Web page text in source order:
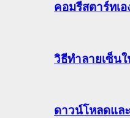
คอมรีสตาร์ทเอ
วิธีทําลายเซ็น
ดาวน์โหลดและ